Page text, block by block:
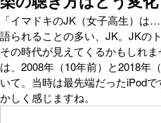
「イマドキのJK（女子高生）は
語られることの多い、JK。JKの
その時代が見えてくるかもしれ
は、2008年（10年前）と2018年
いて。当時は最先端だったiPod
かしく感じますね。